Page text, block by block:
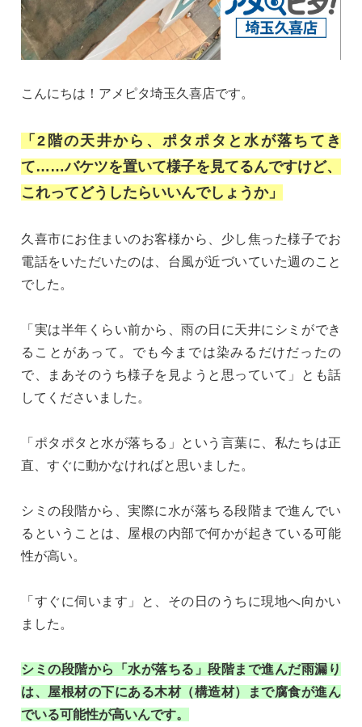
こ んにちは！アメピタ埼玉久喜店です。
「2階の天井から、ポタポタと水が落ちてき
て……バケツを置いて様子を見てるんですけど、
これってどうしたらいいんでしょうか」
久喜市にお住まいのお客様から、少し焦った様子でお
電話をいただいたのは、台風が近づいていた週のこと
でした。
「 実は半年くらい前から、雨の日に天井にシミができ
ることがあっ て。でも今ま では染みるだけだったの
で、まあそのうち様子を見ようと思っていて」とも話
して くださいました 。
「ポタ ポタと水が落ちる 」という言葉に
、私たちは正
直、すぐに動かなければと思い ました。
シミの段階から、実際に水が落ちる段階まで進んでい
るということは 、屋根の内部で何かが起きてい る可能
性が高い。
「すぐに伺い ます」と、その日のうちに現地へ向かい
ました。
シミの段階から「水が落ちる」段階まで進んだ雨漏り
は、屋根材の下にある木材（構造材）まで腐食が進ん
でいる可能性が高いんです。